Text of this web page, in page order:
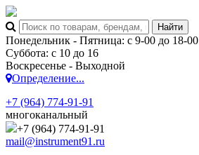
Понедельник - Пятница: с 9-00 до 18-00
Суббота: с 10 до 16
Воскресенье - Выходной
Определение...
+7 (964) 774-91-91
многоканальный
+7 (964) 774-91-91
mail@instrument91.ru